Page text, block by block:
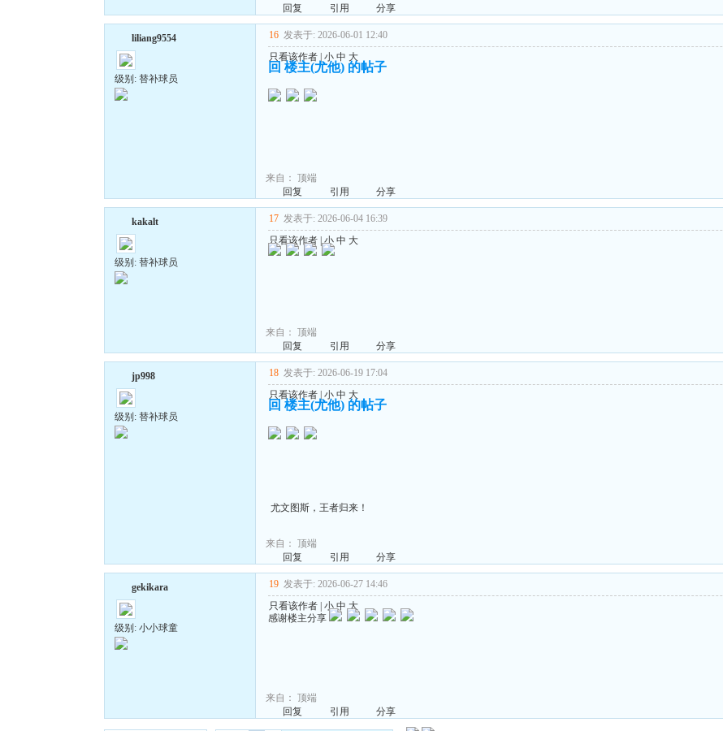
回复
引用 分享
liliang9554
级别: 替补球员
16 发表于: 2026-06-01 12:40
只看该作者| 小 中 大
回 楼主(尤他) 的帖子
来自： 顶端
回复
引用 分享
kakalt
级别: 替补球员
17 发表于: 2026-06-04 16:39
只看该作者|小 中 大
来自： 顶端
回复
引用 分享
jp998
级别: 替补球员
18 发表于: 2026-06-19 17:04
只看该作者| 小 中 大
回 楼主(尤他) 的帖子
尤文图斯，王者归来！
来自： 顶端
回复
引用 分享
gekikara
级别: 小小球童
19 发表于: 2026-06-27 14:46
只看该作者| 小 中 大
感谢楼主分享
来自： 顶端
回复
引用 分享